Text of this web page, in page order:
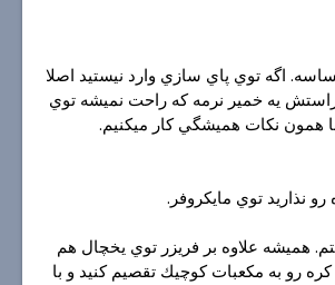
اگه توي پاي سازي وارد نيستيد اصلا
كراستش يه خمير نرمه كه راحت نميشه توي
همون نكات هميشگي كار ميكنيم.
نذاريد توي مايكروفر.
هميشه علاوه بر فريزر توي يخچال هم
رو به مكعبات كوچيك تقصيم كنيد و با